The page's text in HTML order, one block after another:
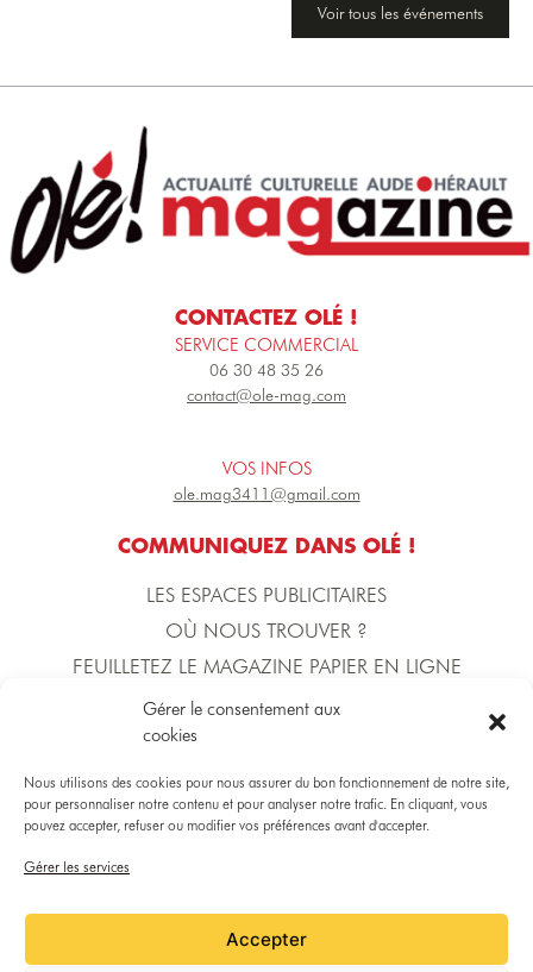
Gérer le consentement aux
cookies
Nous utilisons des cookies pour nous assurer du bon fonctionnement de notre site,
pour personnaliser notre contenu et pour analyser notre trafic. En cliquant, vous
pouvez accepter, refuser ou modifier vos préférences avant d'accepter.
Gérer les services
Accepter
Voir tous les événements
CONTACTEZ OLÉ !
SERVICE COMMERCIAL
06 30 48 35 26
contact@ole-mag.com
VOS INFOS
ole.mag3411@gmail.com
COMMUNIQUEZ DANS OLÉ !
LES ESPACES PUBLICITAIRES
OÙ NOUS TROUVER ?
FEUILLETEZ LE MAGAZINE PAPIER EN LIGNE
L'ÉQUIPE D'OLÉ !
DIRECTION DE LA PUBLICATION
Yoann BECERRA